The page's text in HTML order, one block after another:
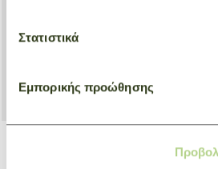
Στατιστικά
Εμπορικής προώθησης